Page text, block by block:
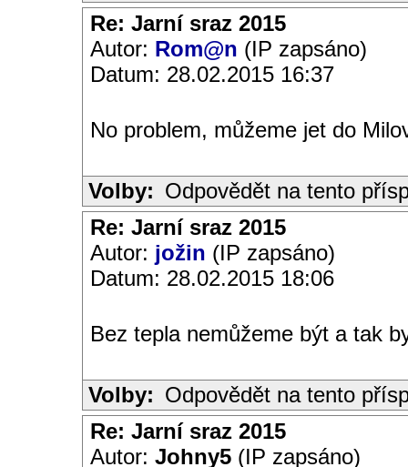
Re: Jarní sraz 2015
Autor: Rom@n (IP zapsáno)
Datum: 28.02.2015 16:37
No problem, můžeme jet do
Volby: Odpovědět na tento
Re: Jarní sraz 2015
Autor: jožin (IP zapsáno)
Datum: 28.02.2015 18:06
Bez tepla nemůžeme být a tak
Volby: Odpovědět na tento
Re: Jarní sraz 2015
Autor: Johny5 (IP zapsáno)